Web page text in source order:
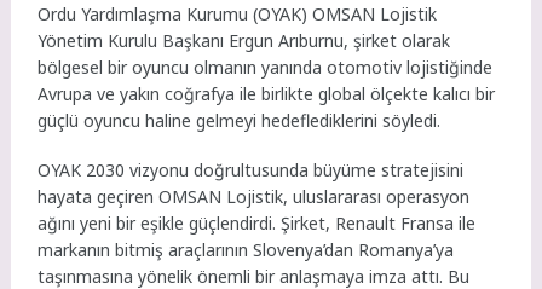
Ordu Yardımlaşma Kurumu (OYAK) OMSAN Lojistik
Yönetim Kurulu Başkanı Ergun Arıburnu, şirket olarak
bölgesel bir oyuncu olmanın yanında otomotiv lojistiğinde
Avrupa ve yakın coğrafya ile birlikte global ölçekte kalıcı bir
güçlü oyuncu haline gelmeyi hedeflediklerini söyledi.
OYAK 2030 vizyonu doğrultusunda büyüme stratejisini
hayata geçiren OMSAN Lojistik, uluslararası operasyon
ağını yeni bir eşikle güçlendirdi. Şirket, Renault Fransa ile
markanın bitmiş araçlarının Slovenya’dan Romanya’ya
taşınmasına yönelik önemli bir anlaşmaya imza attı. Bu